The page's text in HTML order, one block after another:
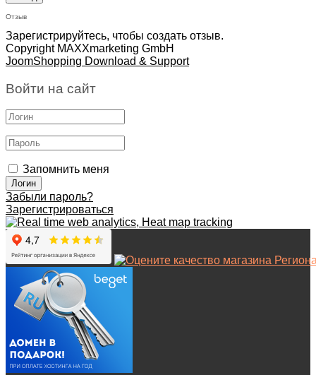
Отзыв
Зарегистрируйтесь, чтобы создать отзыв.
Copyright MAXXmarketing GmbH
JoomShopping Download & Support
Войти на сайт
Запомнить меня
Забыли пароль?
Зарегистрироваться